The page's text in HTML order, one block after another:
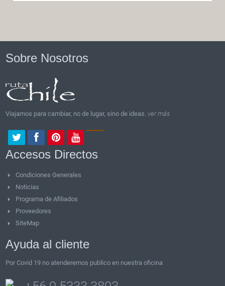
Sobre Nosotros
Viajamos para cambiar, no de lugar, sino de ideas. ver más
Accesos Directos
Condiciones Generales
Noticias
Programa de Afiliados
Proveedores
SiteMap
Ayuda al cliente
Por Covid 19 no atenderemos publico en nuestra oficina